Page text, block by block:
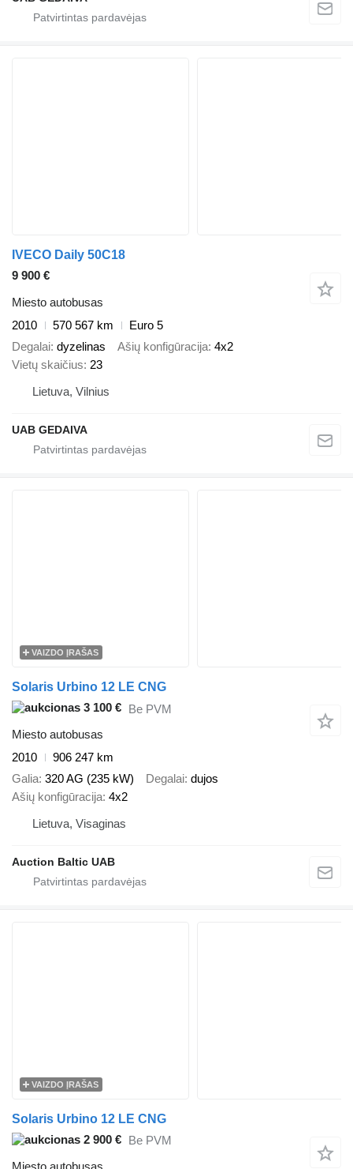
IVECO Daily 50C18
9 900 €
Miesto autobusas
2010
570 567 km
Euro 5
Degalai dyzelinas Ašių konfigūracija 4x2
Vietų skaičius 23
Lietuva, Vilnius
UAB GEDAIVA
VAIZDO ĮRAŠAS
Solaris Urbino 12 LE CNG
3 100 € Be PVM
Miesto autobusas
2010
906 247 km
Galia 320 AG (235 kW) Degalai dujos
Ašių konfigūracija 4x2
Lietuva, Visaginas
Auction Baltic UAB
VAIZDO ĮRAŠAS
Solaris Urbino 12 LE CNG
2 900 € Be PVM
Miesto autobusas